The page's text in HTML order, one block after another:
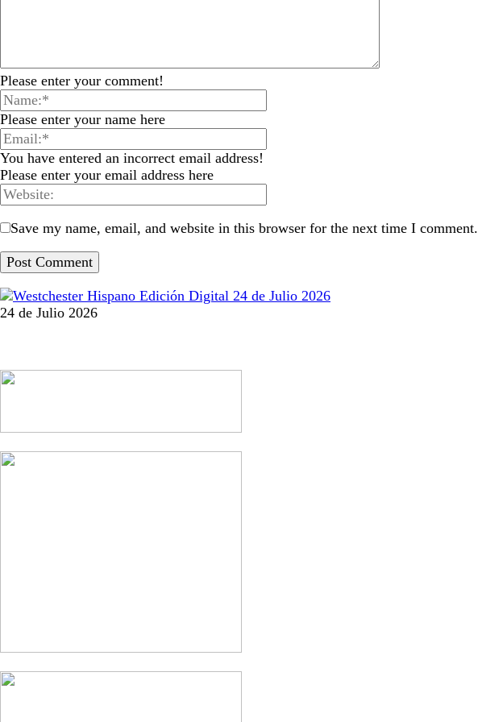
Please enter your comment!
Please enter your name here
You have entered an incorrect email address!
Please enter your email address here
Save my name, email, and website in this browser for the next time I comment.
24 de Julio 2026